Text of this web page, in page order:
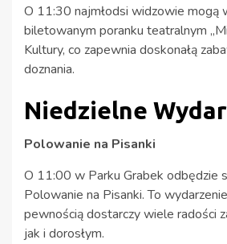
O 11:30 najmłodsi widzowie mogą
biletowanym poranku teatralnym
Kultury, co zapewnia doskonałą
doznania.
Niedzielne
Polowanie na Pisanki
O 11:00 w Parku Grabek odbędzie
Polowanie na Pisanki. To
pewnością dostarczy wiele radości
jak i dorosłym.